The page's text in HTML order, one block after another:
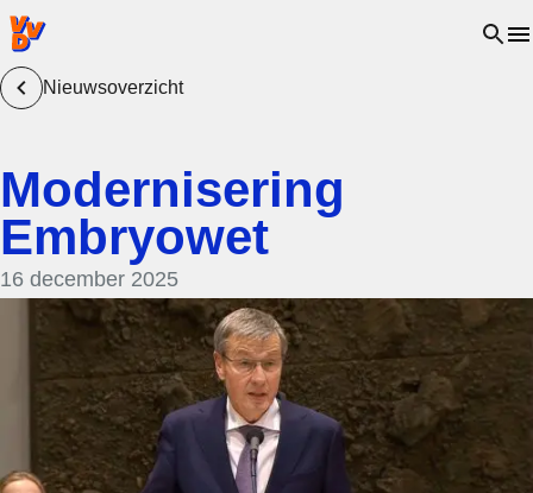
VVD.nl - Ga naar de homepage Open
Nieuwsoverzicht
Modernisering
Embryowet
16 december 2025